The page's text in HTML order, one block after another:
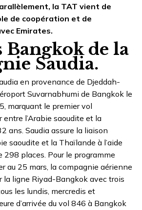
la TAT vient de
de coopération et de
Emirates.
Bangkok de la
Saudia.
en provenance de Djeddah-
Suvarnabhumi de Bangkok le
marquant le premier vol
entre l’Arabie saoudite et la
ans. Saudia assure la liaison
saoudite et la Thaïlande à l’aide
298 places. Pour le programme
au 25 mars, la compagnie aérienne
la ligne Riyad-Bangkok avec trois
les lundis, mercredis et
d’arrivée du vol 846 à Bangkok